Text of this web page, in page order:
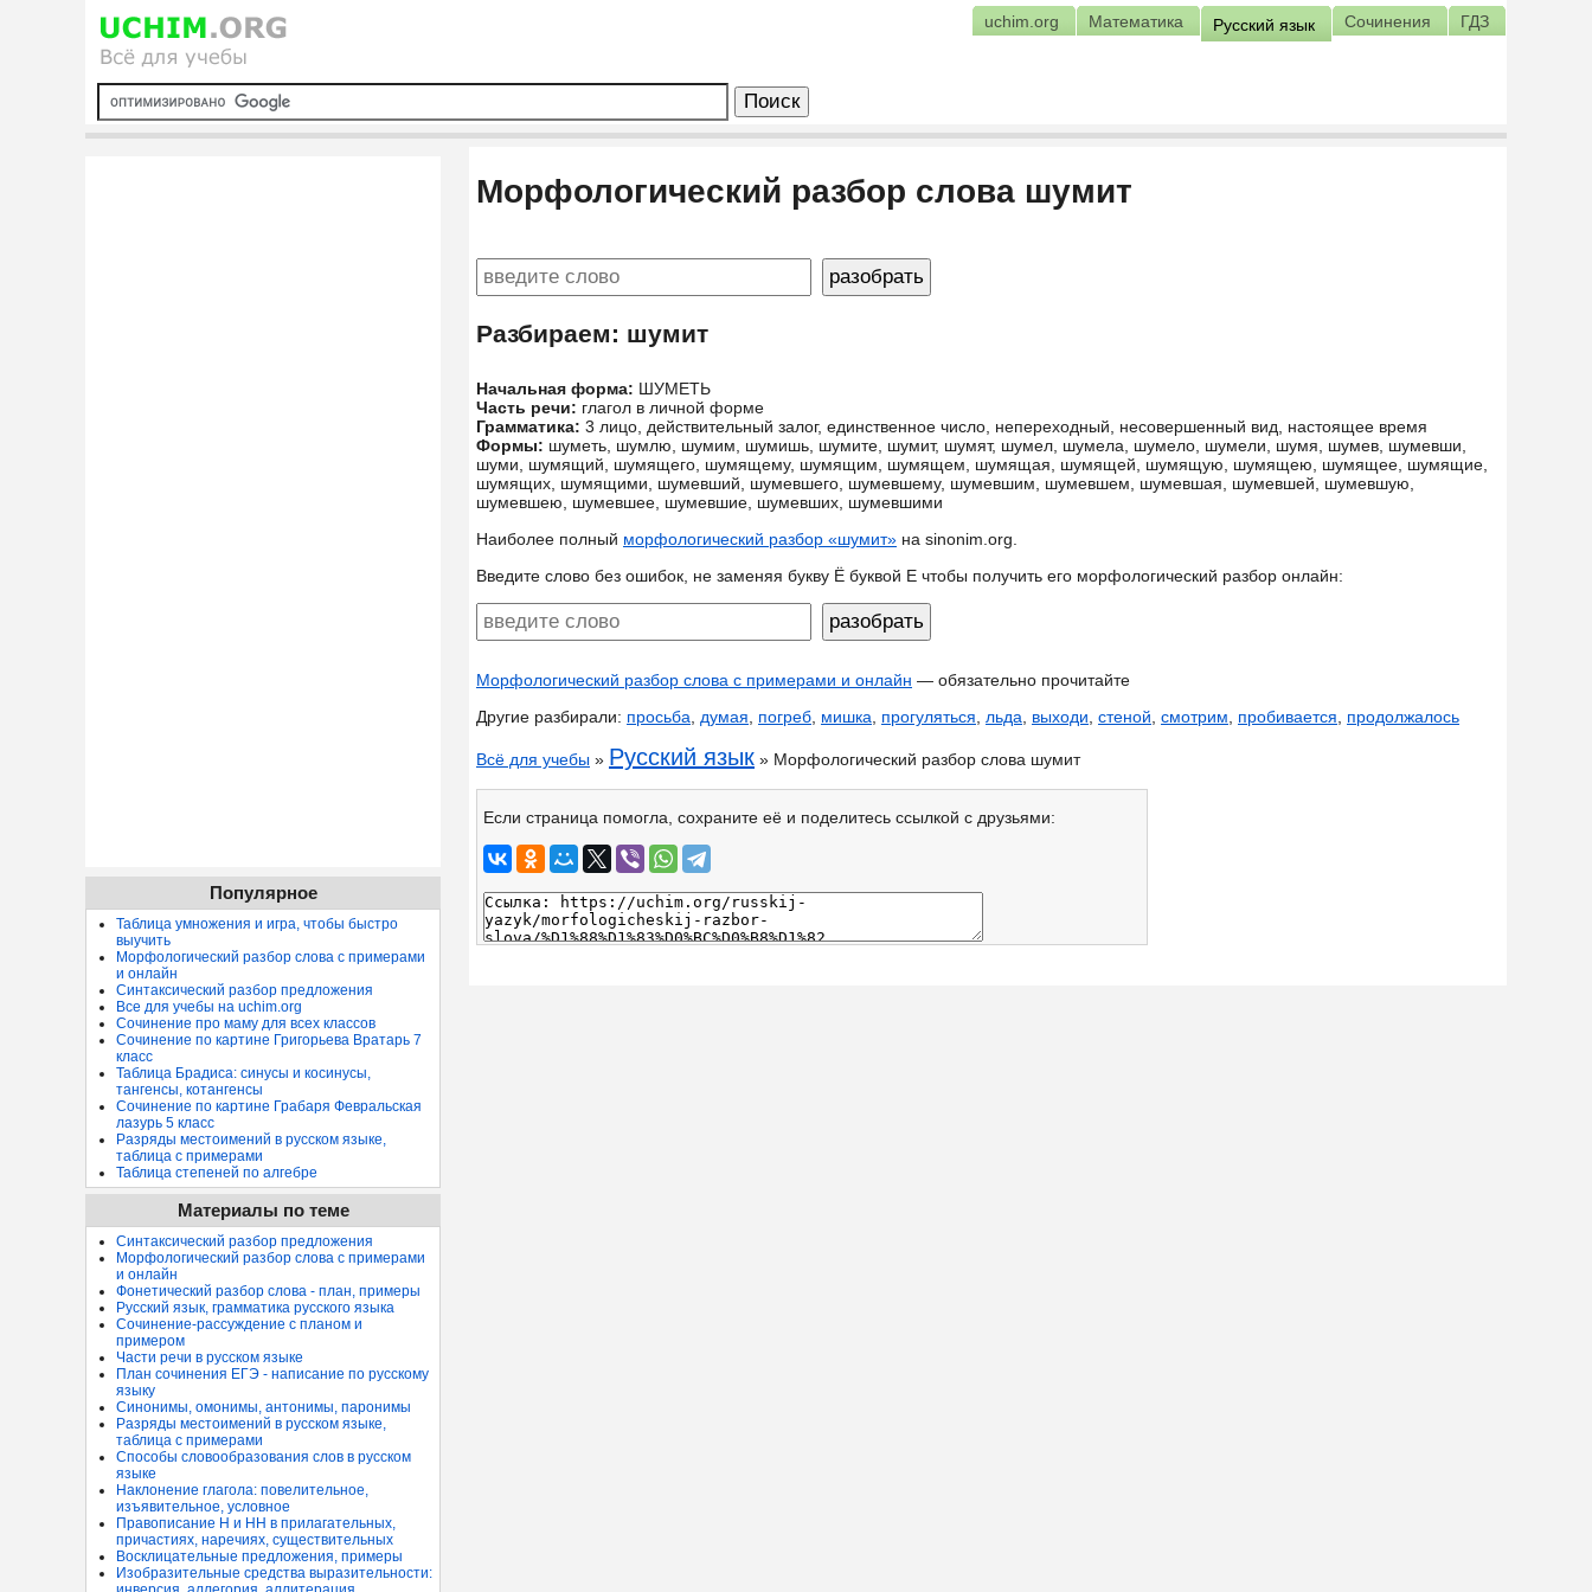
uchim.org Математика Русский язык Сочинения ГДЗ
Морфологический разбор слова шумит
Разбираем: шумит
Начальная форма: ШУМЕТЬ
Часть речи: глагол в личной форме
Грамматика: 3 лицо, действительный залог, единственное число, непереходный, несовершенный вид, настоящее время
Формы: шуметь, шумлю, шумим, шумишь, шумите, шумит, шумят, шумел, шумела, шумело, шумели, шумя, шумев, шумевши,
шуми, шумящий, шумящего, шумящему, шумящим, шумящем, шумящая, шумящей, шумящую, шумящею, шумящее, шумящие,
шумящих, шумящими, шумевший, шумевшего, шумевшему, шумевшим, шумевшем, шумевшая, шумевшей, шумевшую,
шумевшею, шумевшее, шумевшие, шумевших, шумевшими
Наиболее полный морфологический разбор «шумит» на sinonim.org.
Введите слово без ошибок, не заменяя букву Ё буквой Е чтобы получить его морфологический разбор онлайн:
Морфологический разбор слова с примерами и онлайн — обязательно прочитайте
Другие разбирали: просьба думая погреб мишка прогуляться льда выходи стеной смотрим пробивается продолжалось
Всё для учебы » Русский язык » Морфологический разбор слова шумит
Если страница помогла, сохраните её и поделитесь ссылкой с друзьями:
Популярное
Таблица умножения и игра, чтобы быстро
выучить
Морфологический разбор слова с примерами
и онлайн
Синтаксический разбор предложения
Все для учебы на uchim.org
Сочинение про маму для всех классов
Сочинение по картине Григорьева Вратарь 7
класс
Таблица Брадиса: синусы и косинусы,
тангенсы, котангенсы
Сочинение по картине Грабаря Февральская
лазурь 5 класс
Разряды местоимений в русском языке,
таблица с примерами
Таблица степеней по алгебре
Материалы по теме
Синтаксический разбор предложения
Морфологический разбор слова с примерами
и онлайн
Фонетический разбор слова - план, примеры
Русский язык, грамматика русского языка
Сочинение-рассуждение с планом и
примером
Части речи в русском языке
План сочинения ЕГЭ - написание по русскому
языку
Синонимы, омонимы, антонимы, паронимы
Разряды местоимений в русском языке,
таблица с примерами
Способы словообразования слов в русском
языке
Наклонение глагола: повелительное,
изъявительное, условное
Правописание Н и НН в прилагательных,
причастиях, наречиях, существительных
Восклицательные предложения, примеры
Изобразительные средства выразительности: